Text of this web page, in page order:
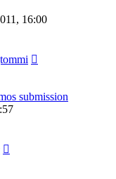
16:00
submission